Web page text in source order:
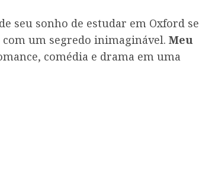
seu sonho de estudar em Oxford se
um segredo inimaginável. Meu
comédia e drama em uma